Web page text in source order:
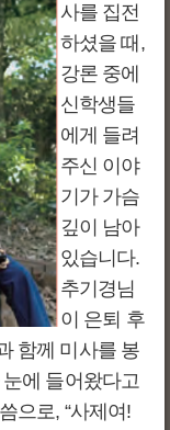
사를 집전
하셨을 때,
강론 중에
신학생들
에게 들려
주신 이야
기가 가슴
깊이 남아
있습니다.
추기경님
이 은퇴 후
함께 미사를 봉
에 들어왔다고
으로, “사제여!